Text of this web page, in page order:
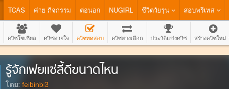
TCAS ค่าย กิจกรรม ต่อนอก NUGIRL ชีวิตวัยรุ่น สอบพรีเทส
ควิซโซเชียล ควิซทายใจ ควิซทดสอบ ควิซทางเลือก ประวัติแข่งควิซ สร้างควิซใหม่
รู้จักเฟยแซ่ลี้ดีขนาดไหน
โดย: feibinbi3